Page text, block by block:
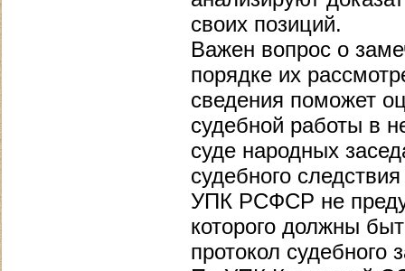
своих позиций.
Важен вопрос о
порядке их
сведения поможет
судебной работы в
суде народных
судебного
УПК РСФСР не
которого должны
протокол судебного